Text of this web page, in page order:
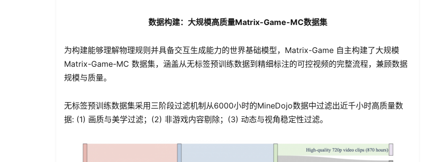
数据构建：大规模高质量Matrix-Game-MC数据集
为构建能够理解物理规则并具备交互生成能力的世界基础模型，Matrix-Game 自主构建了大规模
Matrix-Game-MC 数据集，涵盖从无标签预训练数据到精细标注的可控视频的完整流程，兼顾数据
规模与质量。
无标签预训练数据集采用三阶段过滤机制从6000小时的MineDojo数据中过滤出近千小时高质量数
据: (1) 画质与美学过滤；(2) 非游戏内容剔除；(3) 动态与视角稳定性过滤。